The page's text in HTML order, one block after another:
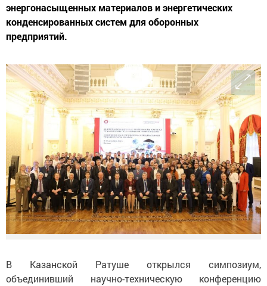
энергонасыщенных материалов и энергетических
конденсированных систем для оборонных
предприятий.
В Казанской Ратуше открылся симпозиум,
объединивший научно-техническую конференцию